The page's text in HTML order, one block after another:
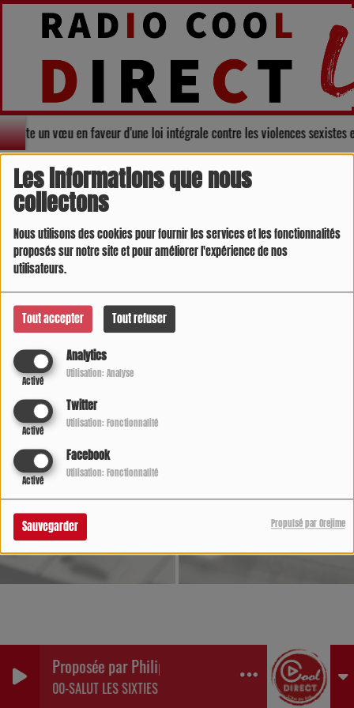
Les informations que nous
collectons
Nous utilisons des cookies pour fournir les services et les fonctionnalités
proposés sur notre site et pour améliorer l'expérience de nos
utilisateurs.
Tout accepter Tout refuser
Analytics
Activé
Utilisation: Analyse
Twitter
Activé
Utilisation: Fonctionnalité
Facebook
Activé
Utilisation: Fonctionnalité
Sauvegarder Propulsé par Orejime
Proposée par Philippe Detraux
00-SALUT LES SIXTIES
un vœu en faveur d'une loi intégrale contre les violences
SPORTS